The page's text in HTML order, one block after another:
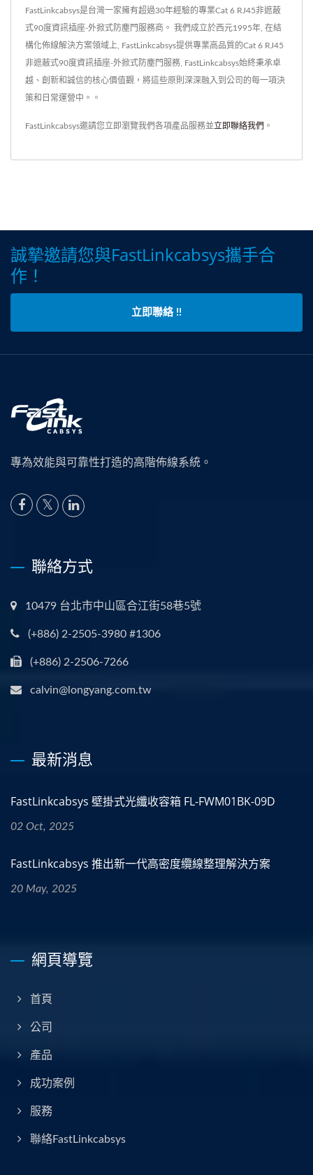
FastLinkcabsys是台灣一家擁有超過30年經驗的專業Cat 6 RJ45非遮蔽
式90度資訊插座-外掀式防塵門服務商。 我們成立於西元1995年, 在結
構化佈線解決方案領域上, FastLinkcabsys提供專業高品質的Cat 6 RJ45
非遮蔽式90度資訊插座-外掀式防塵門服務, FastLinkcabsys始終秉承卓
越、創新和誠信的核心價值觀，將這些原則深深融入到公司的每一項決
策和日常運營中。。
FastLinkcabsys邀請您立即瀏覽我們各項產品服務並 立即聯絡我們 。
誠摯邀請您與FastLinkcabsys攜手合
作！
立即聯絡 !!
專為效能與可靠性打造的高階佈線系統。
聯絡方式
10479 台北市中山區合江街58巷5號
(+886) 2-2505-3980 #1306
(+886) 2-2506-7266
calvin@longyang.com.tw
最新消息
FastLinkcabsys 壁掛式光纖收容箱 FL-FWM01BK-09D
02 Oct, 2025
FastLinkcabsys 推出新一代高密度纜線整理解決方案
20 May, 2025
網頁導覽
首頁
公司
產品
成功案例
服務
聯絡FastLinkcabsys